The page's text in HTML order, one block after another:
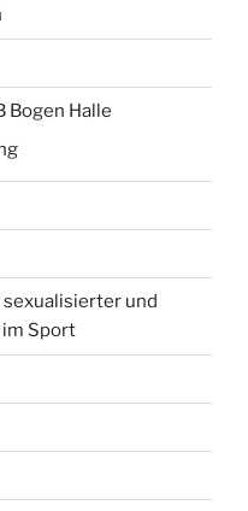
Bogen Halle
und
im Sport